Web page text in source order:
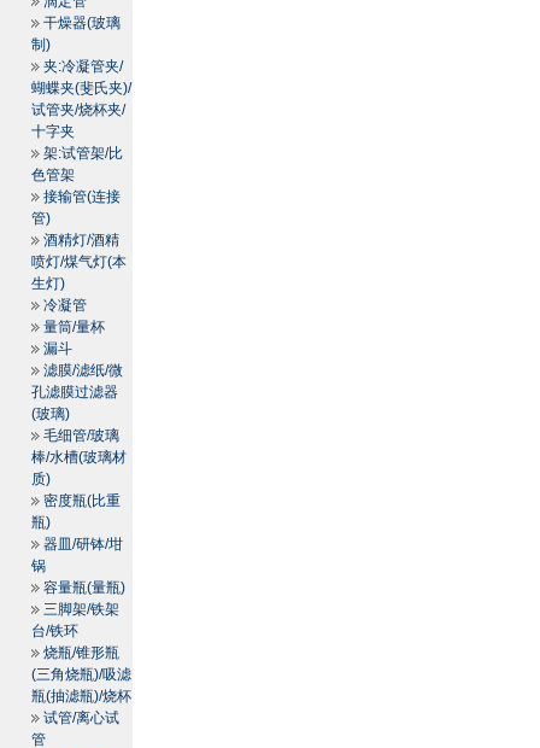
干燥器(玻璃
制)
夹:冷凝管夹/
蝴蝶夹(斐氏夹)/
试管夹/烧杯夹/
十字夹
架:试管架/比
色管架
接输管(连接
管)
酒精灯/酒精
喷灯/煤气灯(本
生灯)
冷凝管
量筒/量杯
漏斗
滤膜/滤纸/微
孔滤膜过滤器
(玻璃)
毛细管/玻璃
棒/水槽(玻璃材
质)
密度瓶(比重
瓶)
器皿/研钵/坩
锅
容量瓶(量瓶)
三脚架/铁架
台/铁环
烧瓶/锥形瓶
(三角烧瓶)/吸滤
瓶(抽滤瓶)/烧杯
试管/离心试
管